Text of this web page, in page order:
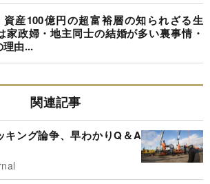
資産100億円の超富裕層の知られざる生
家政婦・地主同士の結婚が多い裏事情・
理由...
関連記事
キング論争、早わかりQ＆A